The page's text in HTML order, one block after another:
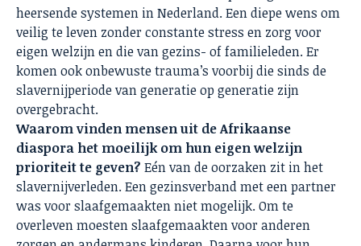
heersende systemen in Nederland. Een diepe wens om
veilig te leven zonder constante stress en zorg voor
eigen welzijn en die van gezins- of familieleden. Er
komen ook onbewuste trauma’s voorbij die sinds de
slavernijperiode van generatie op generatie zijn
overgebracht.
Waarom vinden mensen uit de Afrikaanse
diaspora het moeilijk om hun eigen welzijn
prioriteit te geven? Eén van de oorzaken zit in het
slavernijverleden. Een gezinsverband met een partner
was voor slaafgemaakten niet mogelijk. Om te
overleven moesten slaafgemaakten voor anderen